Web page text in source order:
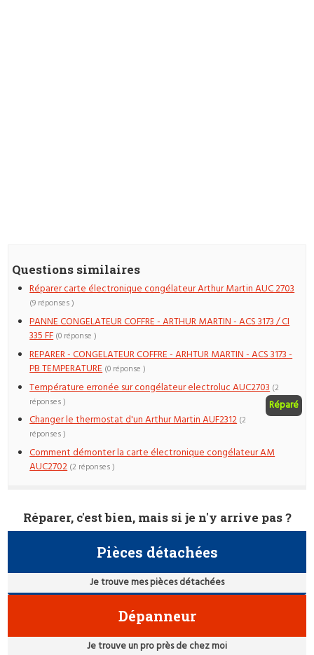
Questions similaires
Réparer carte électronique congélateur Arthur Martin AUC 2703
(9 réponses )
PANNE CONGELATEUR COFFRE - ARTHUR MARTIN - ACS 3173 / CI
335 FF (0 réponse )
REPARER - CONGELATEUR COFFRE - ARHTUR MARTIN - ACS 3173 -
PB TEMPERATURE (0 réponse )
Température erronée sur congélateur electroluc AUC2703
Réparé
(2
réponses )
Changer le thermostat d'un Arthur Martin AUF2312 (2
réponses )
Comment démonter la carte électronique congélateur AM
AUC2702 (2 réponses )
Réparer, c'est bien, mais si je n'y arrive pas ?
Pièces détachées
Je trouve mes pièces détachées
Dépanneur
Je trouve un pro près de chez moi